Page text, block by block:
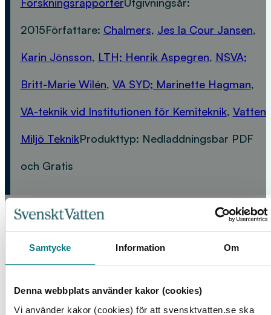
Samtycke Information Om
Denna webbplats använder kakor (cookies)
Vi använder kakor (cookies) för att svensktvatten.se ska
2015Författare: Chalmers, Jes la Cour Jansen,
Karin Jönsson, LTH; Henrik Aspegren, NSVA;
Britt-Marie Wilén, VA SYD; Marinette Hagman,
VA-teknik vid Institutionen för Kemiteknik, Vatten
Miljö TeknikProdukttyp: Nedladdningsbar PDF
och Gratis
FLER PRODUKTER